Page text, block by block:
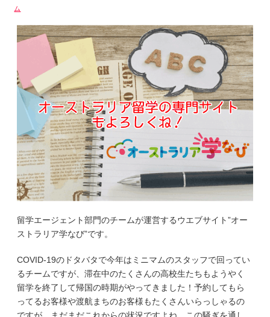
ム
留学エージェント部門のチームが運営するウエブサイト”オー
ストラリア学なび”です。
COVID-19のドタバタで今年はミニマムのスタッフで回ってい
るチームですが、滞在中のたくさんの高校生たちもようやく
留学を終了して帰国の時期がやってきました！予約してもら
ってるお客様や渡航まちのお客様もたくさんいらっしゃるの